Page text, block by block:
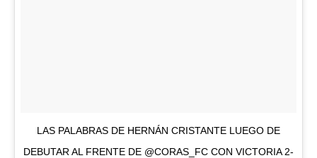
LAS PALABRAS DE HERNÁN CRISTANTE LUEGO DE
DEBUTAR AL FRENTE DE @CORAS_FC CON VICTORIA 2-